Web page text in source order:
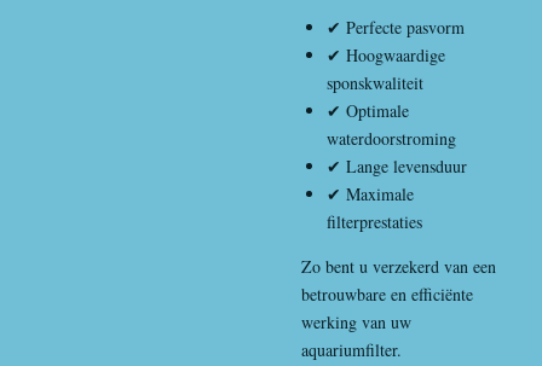
✔ Perfecte pasvorm
✔ Hoogwaardige
sponskwaliteit
✔ Optimale
waterdoorstroming
✔ Lange levensduur
✔ Maximale
filterprestaties
Zo bent u verzekerd van een
betrouwbare en efficiënte
werking van uw
aquariumfilter.